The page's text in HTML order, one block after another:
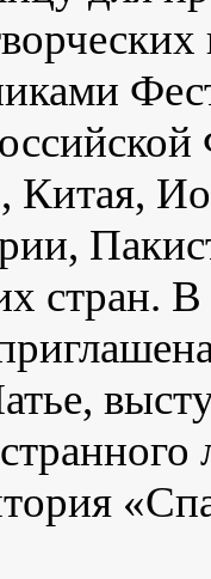
Китая,
стран. В